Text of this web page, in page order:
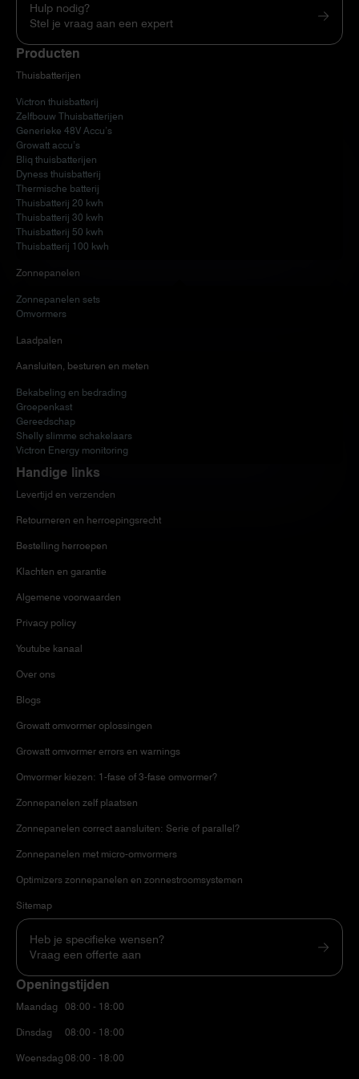
Hulp nodig?
Stel je vraag aan een expert
Producten
Thuisbatterijen
Victron thuisbatterij
Zelfbouw Thuisbatterijen
Generieke 48V Accu’s
Growatt accu’s
Bliq thuisbatterijen
Dyness thuisbatterij
Thermische batterij
Thuisbatterij 20 kwh
Thuisbatterij 30 kwh
Thuisbatterij 50 kwh
Thuisbatterij 100 kwh
Zonnepanelen
Zonnepanelen sets
Omvormers
Laadpalen
Aansluiten, besturen en meten
Bekabeling en bedrading
Groepenkast
Gereedschap
Shelly slimme schakelaars
Victron Energy monitoring
Handige links
Levertijd en verzenden
Retourneren en herroepingsrecht
Bestelling herroepen
Klachten en garantie
Algemene voorwaarden
Privacy policy
Youtube kanaal
Over ons
Blogs
Growatt omvormer oplossingen
Growatt omvormer errors en warnings
Omvormer kiezen: 1-fase of 3-fase omvormer?
Zonnepanelen zelf plaatsen
Zonnepanelen correct aansluiten: Serie of parallel?
Zonnepanelen met micro-omvormers
Optimizers zonnepanelen en zonnestroomsystemen
Sitemap
Heb je specifieke wensen?
Vraag een offerte aan
Openingstijden
Maandag
Dinsdag
Woensdag
08:00 - 18:00
08:00 - 18:00
08:00 - 18:00